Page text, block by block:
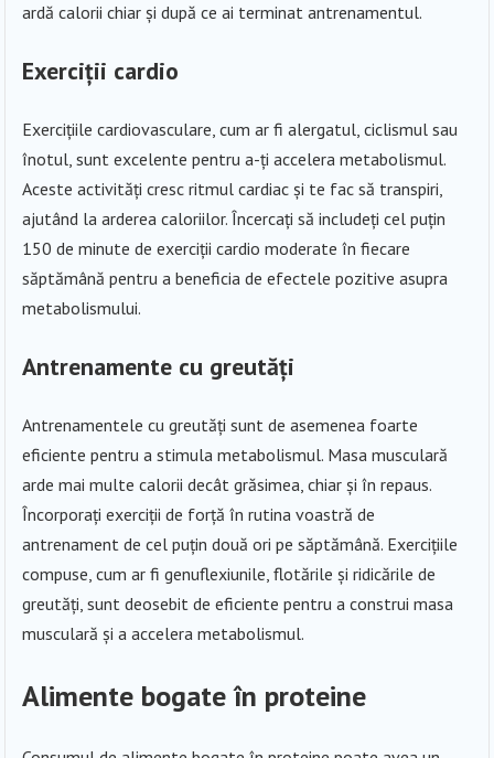
ardă calorii chiar și după ce ai terminat antrenamentul.
Exerciții cardio
Exercițiile cardiovasculare, cum ar fi alergatul, ciclismul sau
înotul, sunt excelente pentru a-ți accelera metabolismul.
Aceste activități cresc ritmul cardiac și te fac să transpiri,
ajutând la arderea caloriilor. Încercați să includeți cel puțin
150 de minute de exerciții cardio moderate în fiecare
săptămână pentru a beneficia de efectele pozitive asupra
metabolismului.
Antrenamente cu greutăți
Antrenamentele cu greutăți sunt de asemenea foarte
eficiente pentru a stimula metabolismul. Masa musculară
arde mai multe calorii decât grăsimea, chiar și în repaus.
Încorporați exerciții de forță în rutina voastră de
antrenament de cel puțin două ori pe săptămână. Exercițiile
compuse, cum ar fi genuflexiunile, flotările și ridicările de
greutăți, sunt deosebit de eficiente pentru a construi masa
musculară și a accelera metabolismul.
Alimente bogate în proteine